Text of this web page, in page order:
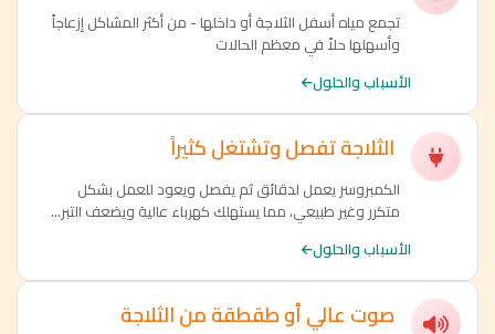
تجمع مياه أسفل الثلاجة أو داخلها - من أكثر المشاكل إزعاجاً
وأسهلها حلاً في معظم الحالات
الأسباب والحلول
الثلاجة تفصل وتشتغل كثيراً
الكمبروسر يعمل لدقائق ثم يفصل ويعود للعمل بشكل
متكرر وغير طبيعي، مما يستهلك كهرباء عالية ويضعف التبر...
الأسباب والحلول
صوت عالي أو طقطقة من الثلاجة